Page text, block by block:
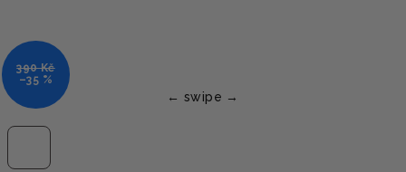
390 Kč
–35 %